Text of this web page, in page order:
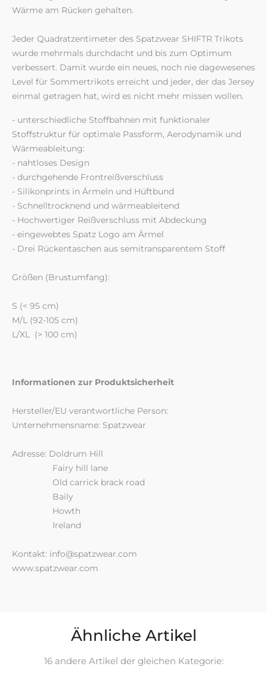
Wärme am Rücken gehalten.
Jeder Quadratzentimeter des Spatzwear SHIFTR Trikots
wurde mehrmals durchdacht und bis zum Optimum
verbessert. Damit wurde ein neues, noch nie dagewesenes
Level für Sommertrikots erreicht und jeder, der das Jersey
einmal getragen hat, wird es nicht mehr missen wollen.
- unterschiedliche Stoffbahnen mit funktionaler
Stoffstruktur für optimale Passform, Aerodynamik und
Wärmeableitung:
- nahtloses Design
- durchgehende Frontreißverschluss
- Silikonprints in Ärmeln und Hüftbund
- Schnelltrocknend und wärmeableitend
- Hochwertiger Reißverschluss mit Abdeckung
- eingewebtes Spatz Logo am Ärmel
- Drei Rückentaschen aus semitransparentem Stoff
Größen (Brustumfang):
S (< 95 cm)
M/L (92-105 cm)
L/XL (> 100 cm)
Informationen zur Produktsicherheit
Hersteller/EU verantwortliche Person:
Unternehmensname: Spatzwear
Adresse: Doldrum Hill
Fairy hill lane
Old carrick brack road
Baily
Howth
Ireland
Kontakt: info@spatzwear.com
www.spatzwear.com
Ähnliche Artikel
16 andere Artikel der gleichen Kategorie: